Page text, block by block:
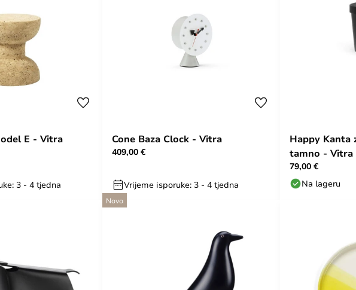
E - Vitra
3 - 4 tjedna
Cone Baza Clock - Vitra
409,00 €
Vrijeme isporuke: 3 - 4 tjedna
Happy Kanta
tamno - Vitra
79,00 €
Na lageru
Novo